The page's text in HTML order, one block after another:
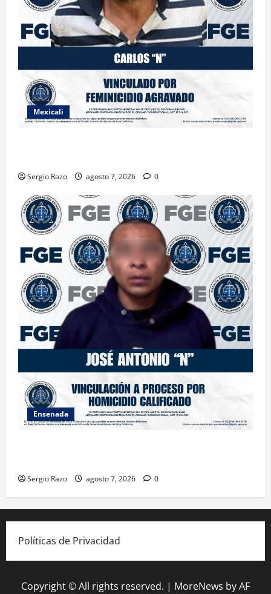
Mexicali
Sergio Razo agosto 7, 2026 0
Ensenada
Sergio Razo agosto 7, 2026 0
Políticas de Privacidad
Copyright © All rights reserved. | MoreNews by AF